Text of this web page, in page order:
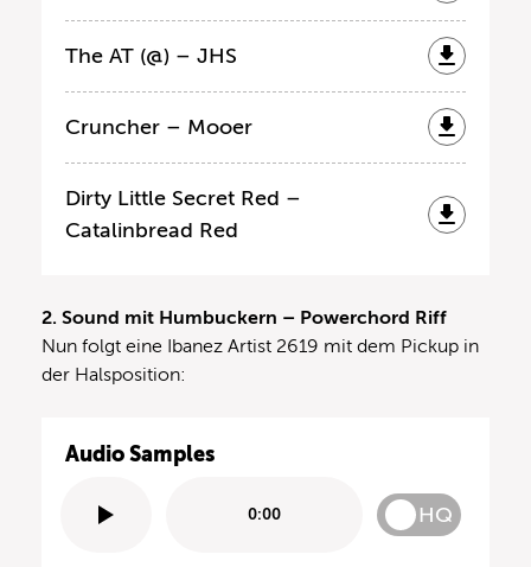
The AT (@) – JHS
Cruncher – Mooer
Dirty Little Secret Red –
Catalinbread Red
2. Sound mit Humbuckern – Powerchord Riff
Nun folgt eine Ibanez Artist 2619 mit dem Pickup in
der Halsposition:
Audio Samples
0:00 HQ